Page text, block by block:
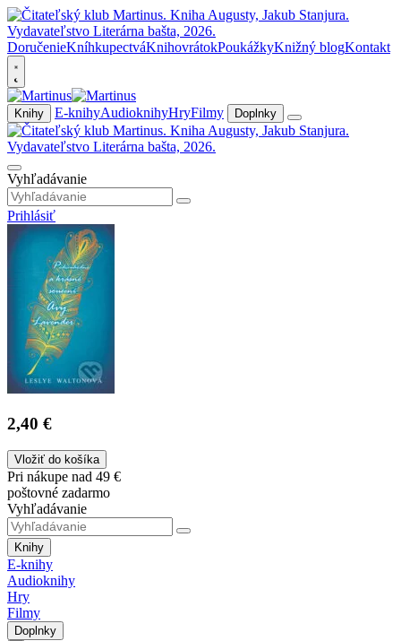
DoručenieKníhkupectváKnihovrátokPoukážkyKnižný blogKontakt
Knihy E-knihyAudioknihyHryFilmy Doplnky
Vyhľadávanie
Prihlásiť
2,40 €
Vložiť do košíka
Pri nákupe nad 49 €
poštovné zadarmo
Vyhľadávanie
Knihy
E-knihy
Audioknihy
Hry
Filmy
Doplnky